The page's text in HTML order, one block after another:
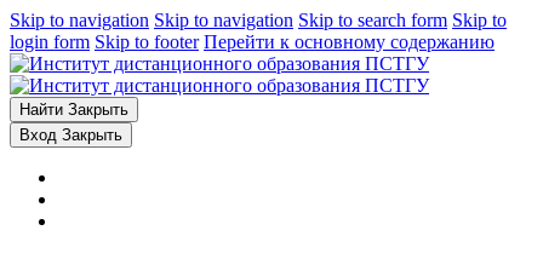
Skip to navigation Skip to navigation Skip to search form Skip to
login form Skip to footer Перейти к основному содержанию
Найти Закрыть
Вход Закрыть